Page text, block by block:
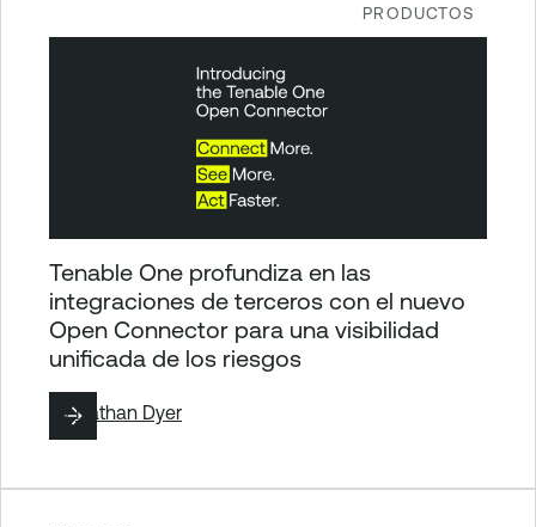
PRODUCTOS
Tenable One profundiza en las
integraciones de terceros con el nuevo
Open Connector para una visibilidad
unificada de los riesgos
ByNathan Dyer